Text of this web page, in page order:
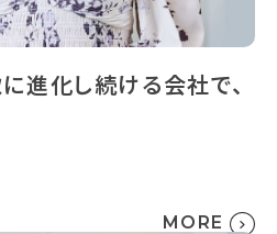
進化し続ける会社で、
MORE